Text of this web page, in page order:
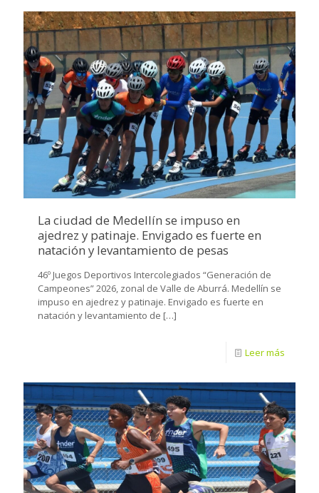
La ciudad de Medellín se impuso en
ajedrez y patinaje. Envigado es fuerte en
natación y levantamiento de pesas
46º Juegos Deportivos Intercolegiados “Generación de
Campeones” 2026, zonal de Valle de Aburrá. Medellín se
impuso en ajedrez y patinaje. Envigado es fuerte en
natación y levantamiento de […]
Leer más